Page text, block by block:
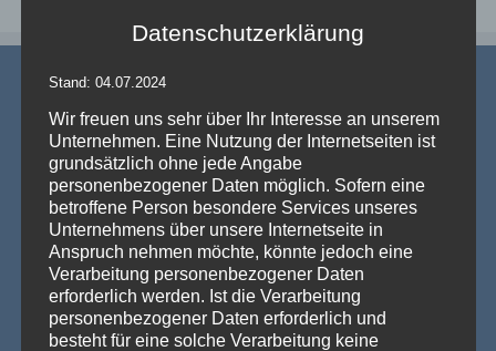
AKTUELLE NEWS
💡 Messehallen sind riesig, die Decken extrem hoch
– Wenn die Technik verschwindet und die Marken
strahlen – Traversenhussen
Traversenhussen: Die elegante Lösung für technische Konstruktionen
Wer hier einen [...]Weiterlesen »
Datenschutzerklärung
Stand: 04.07.2024
Wir freuen uns sehr über Ihr Interesse an unserem
Unternehmen. Eine Nutzung der Internetseiten ist
grundsätzlich ohne jede Angabe
personenbezogener Daten möglich. Sofern eine
betroffene Person besondere Services unseres
Unternehmens über unsere Internetseite in
Anspruch nehmen möchte, könnte jedoch eine
Verarbeitung personenbezogener Daten
erforderlich werden. Ist die Verarbeitung
personenbezogener Daten erforderlich und
besteht für eine solche Verarbeitung keine